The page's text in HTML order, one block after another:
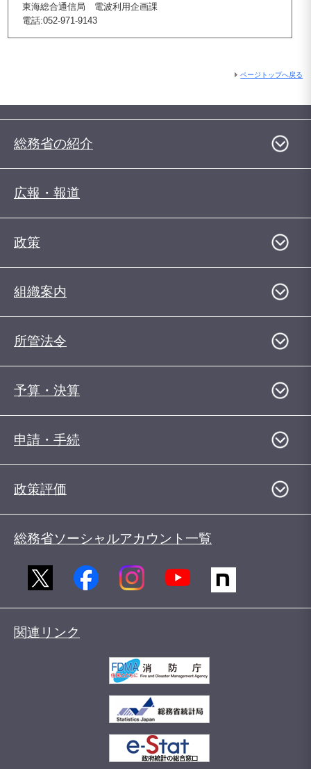
東海総合通信局 電波利用企画課
電話:052-971-9143
ページトップへ戻る
総務省の紹介
広報・報道
政策
組織案内
所管法令
予算・決算
申請・手続
政策評価
総務省ソーシャルアカウント一覧
関連リンク